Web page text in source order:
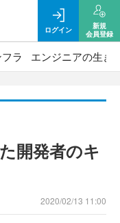
ログイン
新規
会員登録
ラ エンジニアの生き
開発者のキ
2020/02/13 11:00